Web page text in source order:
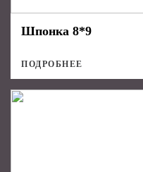
Шпонка 8*9
ПОДРОБНЕЕ